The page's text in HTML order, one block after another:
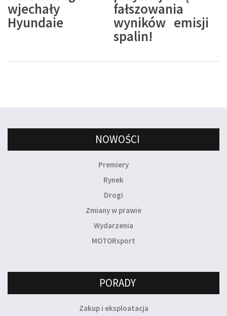
wjechały
Hyundaie
fałszowania
wyników emisji
spalin!
NOWOŚCI
Premiery
Rynek
Drogi
Zmiany w prawie
Wydarzenia
MOTORsport
PORADY
Zakup i eksploatacja